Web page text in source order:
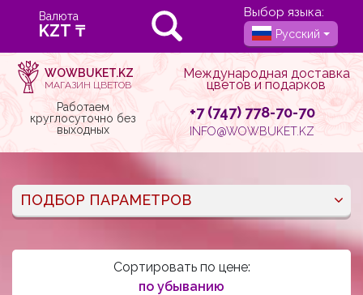
Валюта Выбор языка:
Русский
WOWBUKET.KZ
МАГАЗИН ЦВЕТОВ
Международная доставка
цветов и подарков
Работаем
круглосуточно без
выходных
+7 (747) 778-70-70
INFO@WOWBUKET.KZ
ПОДБОР ПАРАМЕТРОВ
Сортировать по цене:
по убыванию